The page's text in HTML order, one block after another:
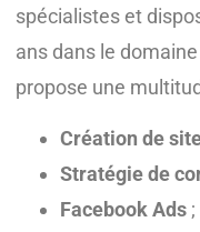
spécialistes et
ans dans le
propose une
Création de
Stratégie de
Facebook Ads ;